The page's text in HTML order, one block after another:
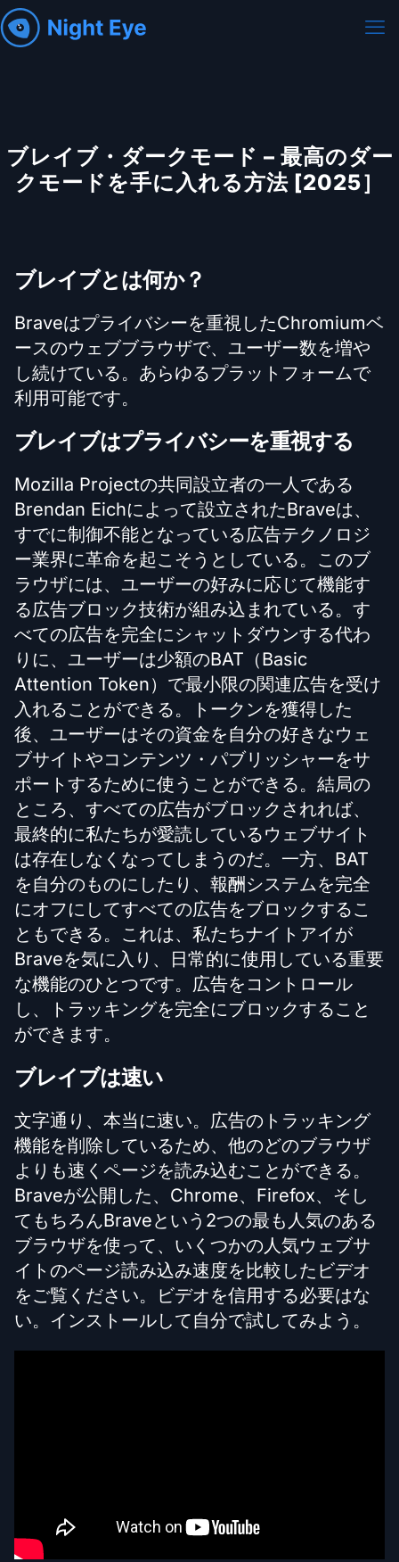
ブレイブ・ダークモード – 最高のダー
クモードを手に入れる方法 [2025］
ブレイブとは何か？
Braveはプライバシーを重視したChromiumベ
ースのウェブブラウザで、ユーザー数を増や
し続けている。あらゆるプラットフォームで
利用可能です。
ブレイブはプライバシーを重視する
Mozilla Projectの共同設立者の一人である
Brendan Eichによって設立されたBraveは、
すでに制御不能となっている広告テクノロジ
ー業界に革命を起こそうとしている。このブ
ラウザには、ユーザーの好みに応じて機能す
る広告ブロック技術が組み込まれている。す
べての広告を完全にシャットダウンする代わ
りに、ユーザーは少額のBAT（Basic
Attention Token）で最小限の関連広告を受け
入れることができる。トークンを獲得した
後、ユーザーはその資金を自分の好きなウェ
ブサイトやコンテンツ・パブリッシャーをサ
ポートするために使うことができる。結局の
ところ、すべての広告がブロックされれば、
最終的に私たちが愛読しているウェブサイト
は存在しなくなってしまうのだ。一方、BAT
を自分のものにしたり、報酬システムを完全
にオフにしてすべての広告をブロックするこ
ともできる。これは、私たちナイトアイが
Braveを気に入り、日常的に使用している重要
な機能のひとつです。広告をコントロール
し、トラッキングを完全にブロックすること
ができます。
ブレイブは速い
文字通り、本当に速い。広告のトラッキング
機能を削除しているため、他のどのブラウザ
よりも速くページを読み込むことができる。
Braveが公開した、Chrome、Firefox、そし
てもちろんBraveという2つの最も人気のある
ブラウザを使って、いくつかの人気ウェブサ
イトのページ読み込み速度を比較したビデオ
をご覧ください。ビデオを信用する必要はな
い。インストールして自分で試してみよう。